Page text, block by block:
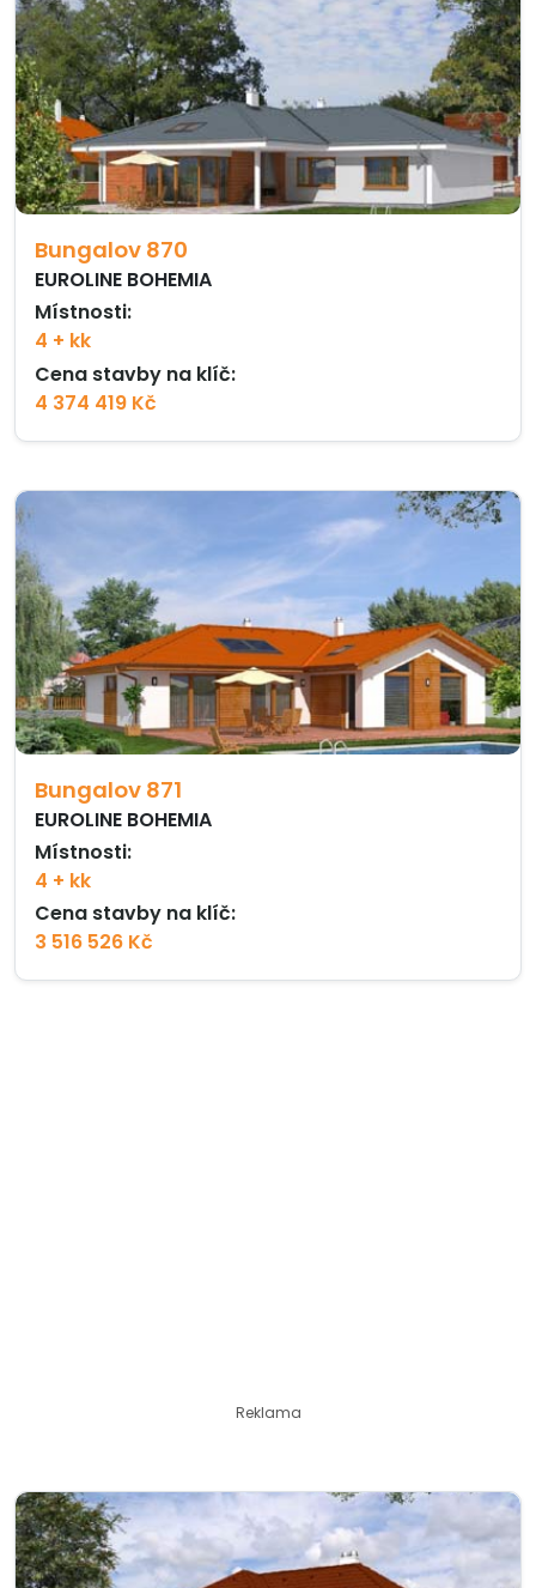
Bungalov 870
EUROLINE BOHEMIA
Místnosti:
4 + kk
Cena stavby na klíč:
4 374 419 Kč
Bungalov 871
EUROLINE BOHEMIA
Místnosti:
4 + kk
Cena stavby na klíč:
3 516 526 Kč
Reklama